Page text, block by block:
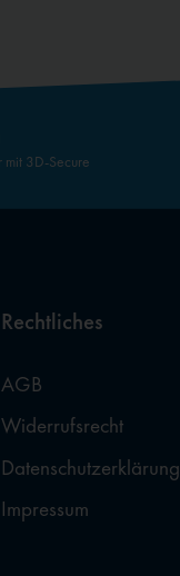
mit 3D-Secure
Rechtliches
AGB
Widerrufsrecht
Datenschutzerklärung
Impressum